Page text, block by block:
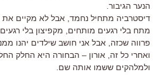
הנער הגיבור.
דיסטרביה מתחיל נחמד, אבל לא מקיים את
מתח בלי רגעים מותחים, מקפיצון בלי
פרווה שכזה, אבל אני חושב שילדים יהנו
ואחרי כל זה, אורון – הבחורה היא החלק
ולמלהקים ששמו אותה שם.